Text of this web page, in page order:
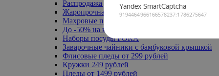
Распродажа до -50%
Жаропрочная посуда
Махровые полотенца
До -50% на ковры
Наборы посуды FORA
Заварочные чайники с бамбуковой крышкой
Флисовые пледы от 299 рублей
Кружки 249 рублей
Пледы от 1499 рублей